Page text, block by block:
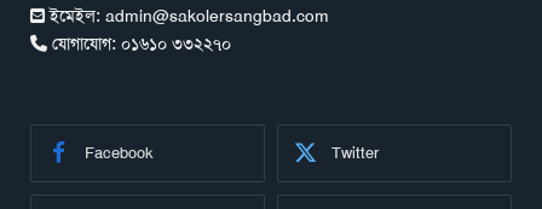
ইমেইল: admin@sakolersangbad.com
যোগাযোগ: ০১৬১০ ৩৩২২৭০
Facebook Twitter